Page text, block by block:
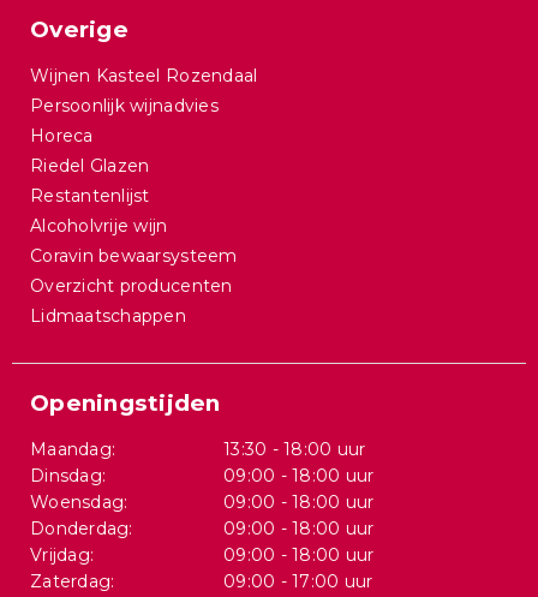
Overige
Wijnen Kasteel Rozendaal
Persoonlijk wijnadvies
Horeca
Riedel Glazen
Restantenlijst
Alcoholvrije wijn
Coravin bewaarsysteem
Overzicht producenten
Lidmaatschappen
Openingstijden
Maandag:
13:30 - 18:00 uur
Dinsdag:
09:00 - 18:00 uur
Woensdag:
09:00 - 18:00 uur
Donderdag:
09:00 - 18:00 uur
Vrijdag:
09:00 - 18:00 uur
Zaterdag:
09:00 - 17:00 uur